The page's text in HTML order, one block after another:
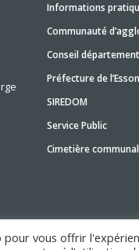
Informations
Communauté
Conseil
Préfecture de
SIREDOM
Service Public
Cimetière communal
vous offrir